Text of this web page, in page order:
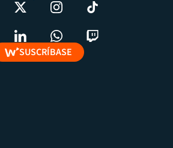
SUSCRÍBASE